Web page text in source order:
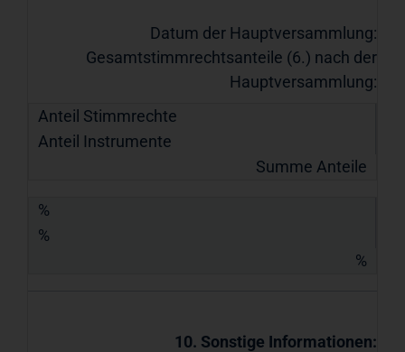
Datum der Hauptversammlung:
Gesamtstimmrechtsanteile (6.) nach der
Hauptversammlung:
Anteil Stimmrechte
Anteil Instrumente
Summe Anteile
%
%
%
10. Sonstige Informationen: